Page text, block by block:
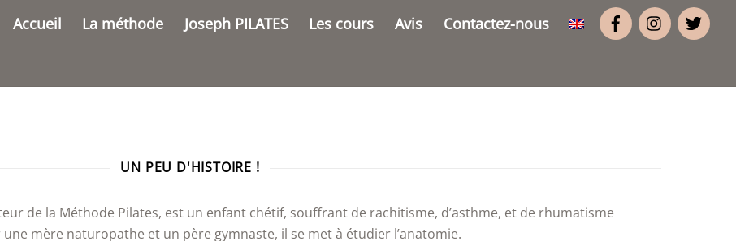
Accueil La méthode Joseph PILATES Les cours Avis Contactez-nous
UN PEU D'HISTOIRE !
de la Méthode Pilates, est un enfant chétif, souffrant de rachitisme, d’asthme, et de rhumatisme
mère naturopathe et un père gymnaste, il se met à étudier l’anatomie.